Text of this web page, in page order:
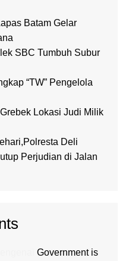
Batam Gelar
SBC Tumbuh Subur
“TW” Pengelola
Lokasi Judi Milik
Deli
Perjudian di Jalan
Government is